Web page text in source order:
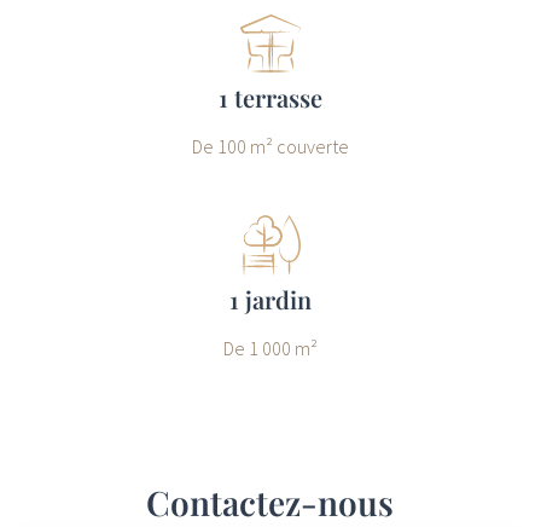
1 terrasse
De 100 m² couverte
1 jardin
De 1 000 m²
Contactez-nous